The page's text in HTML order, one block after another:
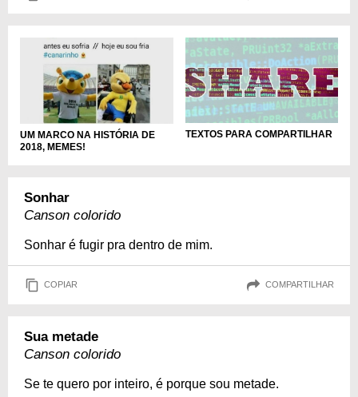
UM MARCO NA HISTÓRIA DE
2018, MEMES!
TEXTOS PARA COMPARTILHAR
Sonhar
Canson colorido
Sonhar é fugir pra dentro de mim.
COPIAR COMPARTILHAR
Sua metade
Canson colorido
Se te quero por inteiro, é porque sou metade.